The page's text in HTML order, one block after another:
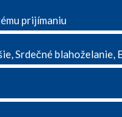
prijímaniu
Srdečné blahoželanie,